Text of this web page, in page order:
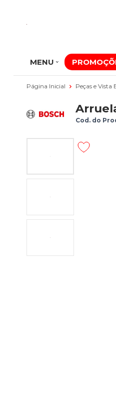
MENU
Página Inicial Peças e Vista
Cod. do